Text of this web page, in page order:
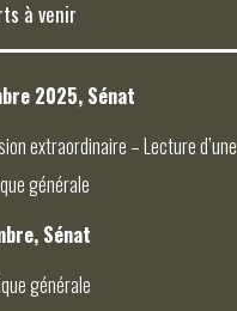
à venir
2025, Sénat
extraordinaire – Lecture d’une
générale
Sénat
générale